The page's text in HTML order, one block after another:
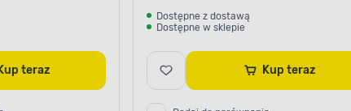
Kup teraz
Dostępne z dostawą
Dostępne w sklepie
Kup teraz